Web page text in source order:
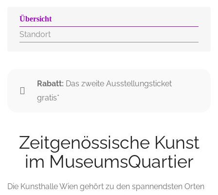
Übersicht
Standort
Rabatt: Das zweite Ausstellungsticket
gratis*
Zeitgenössische Kunst
im MuseumsQuartier
Die Kunsthalle Wien gehört zu den spannendsten Orten